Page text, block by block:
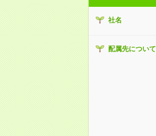
社名
配属先について